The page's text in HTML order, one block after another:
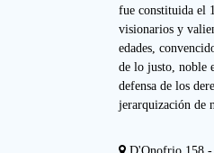
fue constituida el
visionarios y
edades,
de lo justo, noble
defensa de los
jerarquización de